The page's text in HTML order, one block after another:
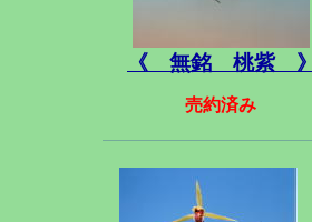
《 無銘 桃紫
売約済み